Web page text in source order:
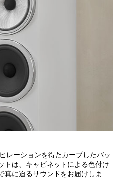
レーションを得たカーブしたバッ
トは、キャビネットによる色付け
真に迫るサウンドをお届けしま